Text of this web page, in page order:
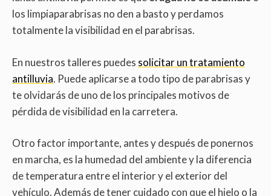
los limpiaparabrisas no den a basto y perdamos
totalmente la visibilidad en el parabrisas.
En nuestros talleres puedes solicitar un tratamiento
antilluvia. Puede aplicarse a todo tipo de parabrisas y
te olvidarás de uno de los principales motivos de
pérdida de visibilidad en la carretera.
Otro factor importante, antes y después de ponernos
en marcha, es la humedad del ambiente y la diferencia
de temperatura entre el interior y el exterior del
vehículo. Además de tener cuidado con que el hielo o la